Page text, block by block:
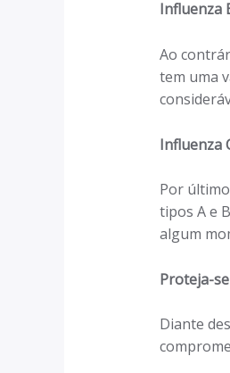
Influenza
Ao
tem uma
Influenza
Por
tipos A e
algum
Proteja-
Diante